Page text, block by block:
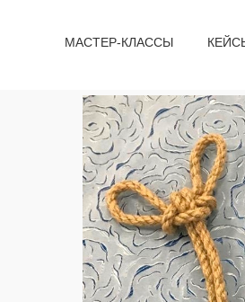
МАСТЕР-КЛАССЫ